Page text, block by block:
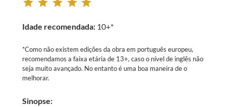
Idade recomendada: 10+*
*Como não existem edições da obra em português europeu,
recomendamos a faixa etária de 13+, caso o nível de inglês não
seja muito avançado. No entanto é uma boa maneira de o
melhorar.
Sinopse: